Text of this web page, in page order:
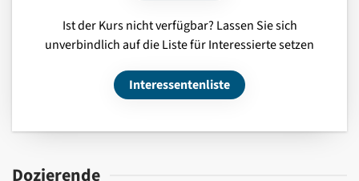
Ist der Kurs nicht verfügbar? Lassen Sie sich
unverbindlich auf die Liste für Interessierte setzen
Interessentenliste
Dozierende